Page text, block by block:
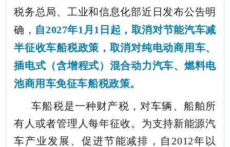
税务总局、工业和信息化部近日发布公告明
确， 自2027年1月1日起，取消对节能汽车减
半征收车船税政策，取消对纯电动商用车、
插电式（含增程式）混合动力汽车、燃料电
池商用车免征车船税政策。
车船税是一种财产税，对车辆、船舶所
有人或者管理人每年征收。为支持新能源汽
车产业发展、促进节能减排，自2012年以